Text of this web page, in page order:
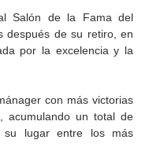
Salón de la Fama del
después de su retiro, en
por la excelencia y la
con más victorias
acumulando un total de
su lugar entre los más